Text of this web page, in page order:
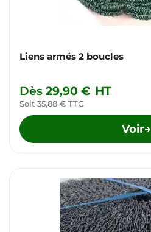
Liens armés 2 boucles
Dès 29,90 € HT
Soit 35,88 € TTC
Voir→